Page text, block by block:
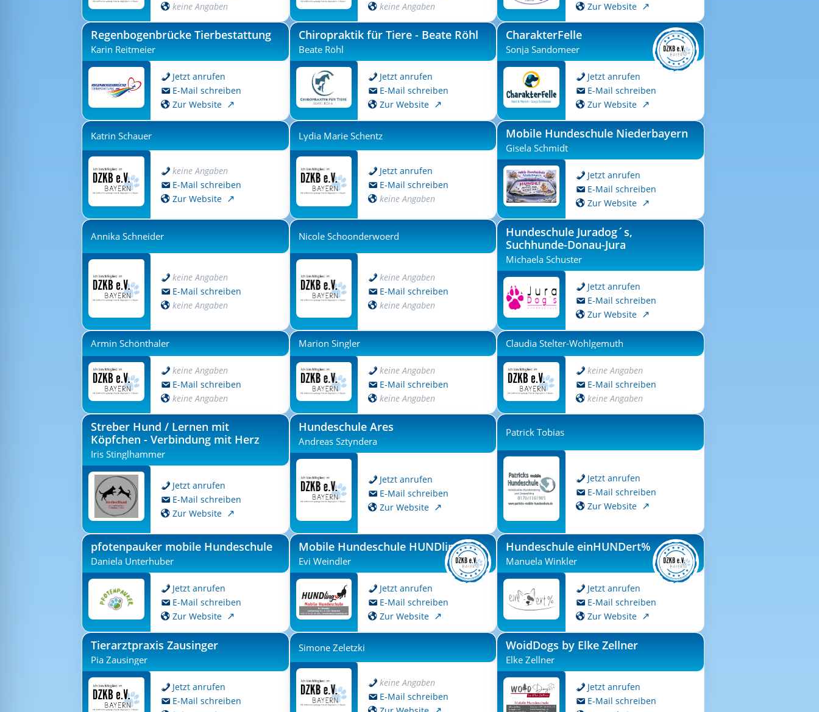
keine Angaben
keine Angaben
Zur Website
Regenbogenbrücke Tierbestattung
Karin Reitmeier
Jetzt anrufen
E-Mail schreiben
Zur Website
Chiropraktik für Tiere - Beate Röhl
Beate Röhl
Jetzt anrufen
E-Mail schreiben
Zur Website
CharakterFelle
Sonja Sandomeer
Jetzt anrufen
E-Mail schreiben
Zur Website
Katrin Schauer
keine Angaben
E-Mail schreiben
Zur Website
Lydia Marie Schentz
Jetzt anrufen
E-Mail schreiben
keine Angaben
Mobile Hundeschule Niederbayern
Gisela Schmidt
Jetzt anrufen
E-Mail schreiben
Zur Website
Annika Schneider
keine Angaben
E-Mail schreiben
keine Angaben
Nicole Schoonderwoerd
keine Angaben
E-Mail schreiben
keine Angaben
Hundeschule Juradog´s,
Suchhunde-Donau-Jura
Michaela Schuster
Jetzt anrufen
E-Mail schreiben
Zur Website
Armin Schönthaler
keine Angaben
E-Mail schreiben
keine Angaben
Marion Singler
keine Angaben
E-Mail schreiben
keine Angaben
Claudia Stelter-Wohlgemuth
keine Angaben
E-Mail schreiben
keine Angaben
Streber Hund / Lernen mit
Köpfchen - Verbindung mit Herz
Iris Stinglhammer
Jetzt anrufen
E-Mail schreiben
Zur Website
Hundeschule Ares
Andreas Sztyndera
Jetzt anrufen
E-Mail schreiben
Zur Website
Patrick Tobias
Jetzt anrufen
E-Mail schreiben
Zur Website
pfotenpauker mobile Hundeschule
Daniela Unterhuber
Jetzt anrufen
E-Mail schreiben
Zur Website
Mobile Hundeschule HUNDlinge
Evi Weindler
Jetzt anrufen
E-Mail schreiben
Zur Website
Hundeschule einHUNDert%
Manuela Winkler
Jetzt anrufen
E-Mail schreiben
Zur Website
Tierarztpraxis Zausinger
Pia Zausinger
Jetzt anrufen
E-Mail schreiben
Simone Zeletzki
keine Angaben
E-Mail schreiben
WoidDogs by Elke Zellner
Elke Zellner
Jetzt anrufen
E-Mail schreiben